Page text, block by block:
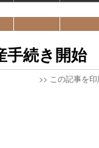
手続き開始
>> この記事を印